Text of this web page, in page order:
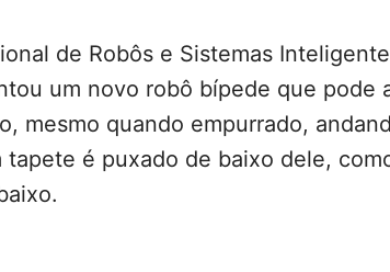
de Robôs e Sistemas
um novo robô bípede que pode
mesmo quando empurrado,
é puxado de baixo dele,